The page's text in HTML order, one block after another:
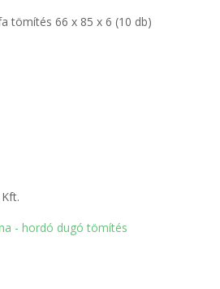
tömítés 66 x 85 x 6 (10 db)
- hordó dugó tömítés